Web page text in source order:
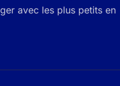
avec les plus petits en